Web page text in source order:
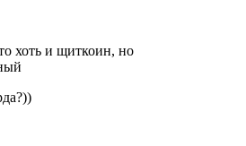
хоть и щиткоин, но